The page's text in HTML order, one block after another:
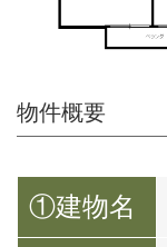
物件概要
①建物名